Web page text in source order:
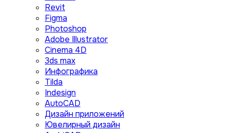
Revit
Figma
Photoshop
Adobe Illustrator
Сinema 4D
3ds max
Инфографика
Tilda
Indesign
AutoCAD
Дизайн приложений
Ювелирный дизайн